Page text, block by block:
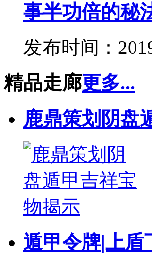
事半功倍的
发布时间：
精品走廊更多...
鹿鼎策划阴盘
遁甲令牌|上盾